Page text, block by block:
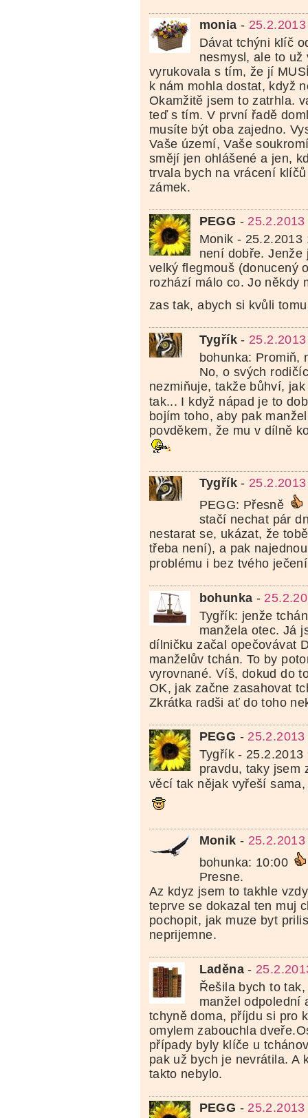
monia -
Dávat tchýni klíč
nesmysl, ale to
vyrukovala s tím, že jí
k nám mohla dostat, když
Okamžitě jsem to zatrhla.
teď s tím. V první řadě
musíte být oba zajedno.
Vaše území, Vaše
smějí jen ohlášené a jen,
trvala bych na vrácení
zámek.
PEGG -
Monik -
není dobře. Jenže
velký flegmouš (donucený
rozhází málo co. Jo někdy
zas tak, abych si kvůli
Tygřík-
bohunka: Promiň,
No, o svých
nezmiňuje, takže bůhví,
tak... I když nápad je to
bojím toho, aby pak
povděkem, že mu v dílně
Tygřík-
PEGG: Přesně
stačí nechat pár
nestarat se, ukázat, že
třeba není), a pak
problému i bez tvého
bohunka -
Tygřík: jenže
manžela otec. Já
dílničku začal opečovávat
manželův tchán. To by
vyrovnané. Víš, dokud do
OK, jak začne zasahovat
Zkrátka radši ať do toho
PEGG -
Tygřík - 25.2.2013
pravdu, taky jsem
věcí tak nějak vyřeší
Monik -
bohunka: 10:00
Presne.
Az kdyz jsem to takhle
teprve se dokazal ten muj
pochopit, jak muze byt
neprijemne.
Laděna-
Řešila bych to
manžel odpolední
tchyně doma, příjdu si pro
omylem zabouchla
případy byly klíče u
pak už bych je nevrátila. A
takto nebylo.
PEGG -